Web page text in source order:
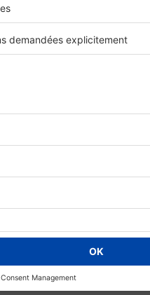
son
si vous devez ou non
s’établit autour de3,23 %
autour de
plutôt que de tout
de précaution